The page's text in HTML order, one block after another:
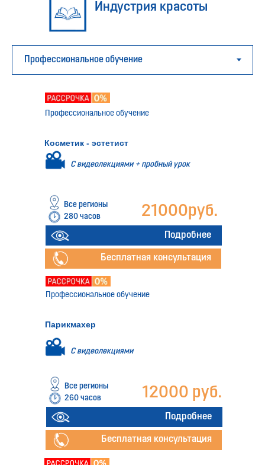
Индустрия красоты
Парикмахер
260 часов 12000 руб.
Все регионы
Профессиональное обучение
Подробнее
Бесплатная консультация
Косметик - эстетист
280 часов 21000руб.
Все регионы
Профессиональное обучение
Подробнее
Бесплатная консультация
С видеолекциями + пробный урок
С видеолекциями